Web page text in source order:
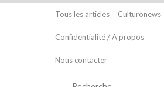
Tous les articles Culturonews
Confidentialité / A propos
Nous contacter